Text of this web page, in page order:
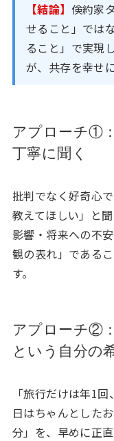
【結論】 倹約家
せること」では
ること」で実現
が、共存を幸せ
アプローチ①
丁寧に聞く
批判でなく好奇心
教えてほしい」と
影響・将来への不
観の表れ」である
す。
アプローチ②
という自分の
「旅行だけは年1
日はちゃんとした
分」を、早めに正